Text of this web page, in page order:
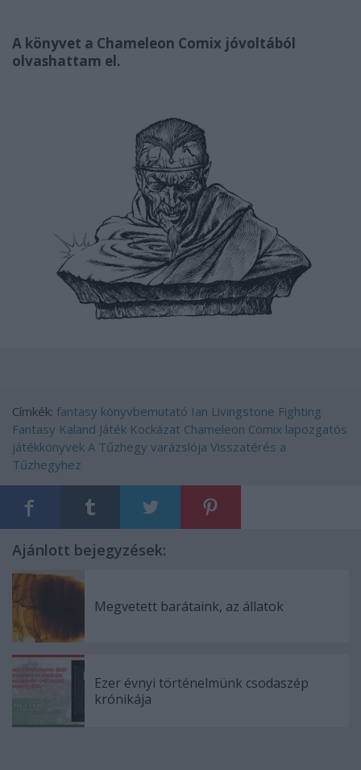
A könyvet a Chameleon Comix jóvoltából
olvashattam el.
Címkék: fantasy könyvbemutató Ian Livingstone Fighting
Fantasy Kaland Játék Kockázat Chameleon Comix lapozgatós
játékkönyvek A Tűzhegy varázslója Visszatérés a
Tűzhegyhez
Ajánlott bejegyzések:
Megvetett barátaink, az állatok
Ezer évnyi történelmünk csodaszép
krónikája